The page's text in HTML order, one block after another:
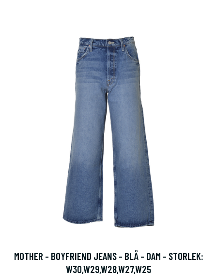
MOTHER - BOYFRIEND JEANS - BLÅ - DAM - STORLEK:
W30,W29,W28,W27,W25